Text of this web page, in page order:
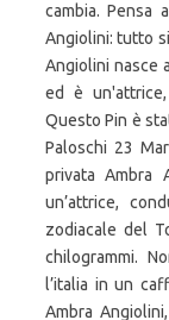
cambia. Pensa
Angiolini: tutto
Angiolini nasce
ed è
Questo Pin è
Paloschi 23
privata Ambra
un’attrice,
zodiacale del
chilogrammi.
l’italia in un
Ambra